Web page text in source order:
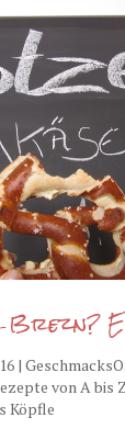
|
von A bis Z
Köpfle